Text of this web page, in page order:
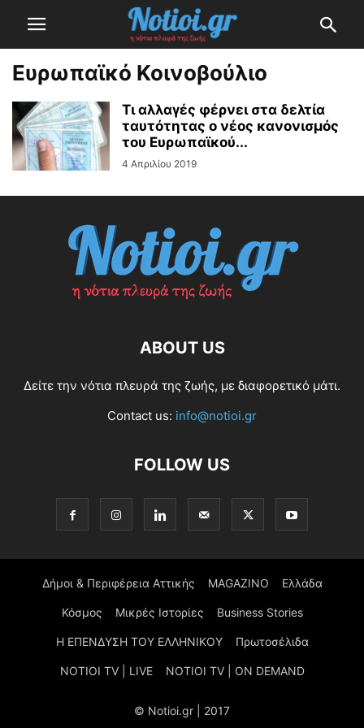
Ευρωπαϊκό Κοινοβούλιο
Τι αλλαγές φέρνει στα δελτία
ταυτότητας ο νέος κανονισμός
του Ευρωπαϊκού...
4 Απριλίου 2019
ABOUT US
Δείτε την νότια πλευρά της ζωής, με διαφορετικό μάτι.
Contact us: info@notioi.gr
FOLLOW US
Δήμοι & Περιφέρεια Αττικής MAGAZINO Ελλάδα
Κόσμος Μικρές Ιστορίες Business Stories
Η ΕΠΕΝΔΥΣΗ ΤΟΥ ΕΛΛΗΝΙΚΟΥ Πρωτοσέλιδα
NOTIOI TV | LIVE NOTIOI TV | ON DEMAND
© Notioi.gr | 2017